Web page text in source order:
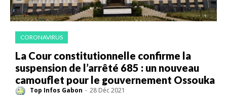
CORONAVIRUS
La Cour constitutionnelle confirme la
suspension de l’arrêté 685 : un nouveau
camouflet pour le gouvernement Ossouka
Top Infos Gabon - 28 Déc 2021